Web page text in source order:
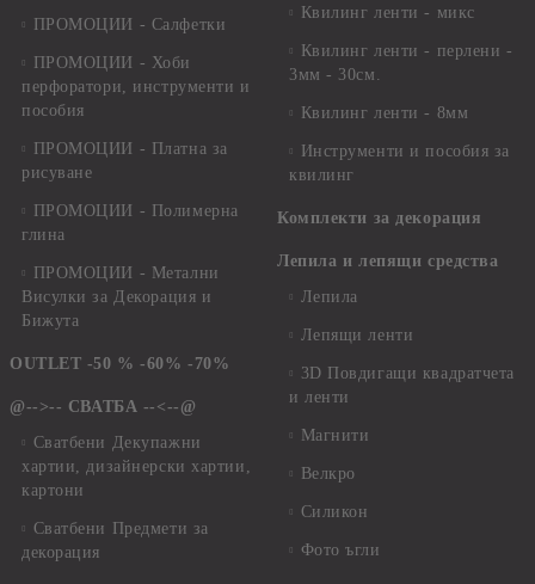
ПРОМОЦИИ - Салфетки
ПРОМОЦИИ - Хоби
перфоратори, инструменти и
пособия
ПРОМОЦИИ - Платна за
рисуване
ПРОМОЦИИ - Полимерна
глина
ПРОМОЦИИ - Метални
Висулки за Декорация и
Бижута
OUTLET -50 % -60% -70%
@-->-- СВАТБА --<--@
Сватбени Декупажни
хартии, дизайнерски хартии,
картони
Сватбени Предмети за
декорация
Квилинг ленти - микс
Квилинг ленти - перлени -
3мм - 30см.
Квилинг ленти - 8мм
Инструменти и пособия за
квилинг
Комплекти за декорация
Лепила и лепящи средства
Лепила
Лепящи ленти
3D Повдигащи квадратчета
и ленти
Магнити
Велкро
Силикон
Фото ъгли